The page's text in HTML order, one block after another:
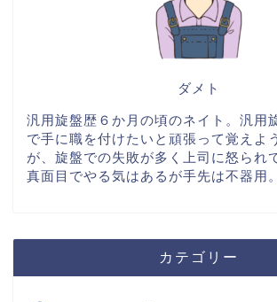
ダメト
汎用旋盤歴６か月の頃のネイト。汎用
で手に職を付けたいと頑張って覚えよ
が、旋盤での失敗が多く上司に怒られ
真面目でやる気はあるが手先は不器用。
カテゴリー